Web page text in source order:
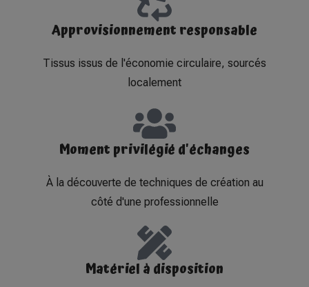
Approvisionnement responsable
Tissus issus de l'économie circulaire, sourcés
localement
Moment privilégié d'échanges
À la découverte de techniques de création au
côté d'une professionnelle
Matériel à disposition